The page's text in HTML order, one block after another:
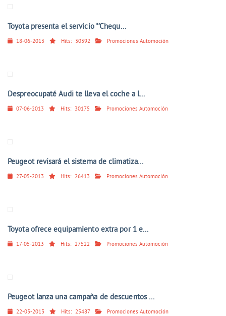
Toyota presenta el servicio "‘Chequ...
18-06-2013 Hits: 30392 Promociones Automoción
Despreocupaté Audi te lleva el coche a l...
07-06-2013 Hits: 30175 Promociones Automoción
Peugeot revisará el sistema de climatiza...
27-05-2013 Hits: 26413 Promociones Automoción
Toyota ofrece equipamiento extra por 1 e...
17-05-2013 Hits: 27522 Promociones Automoción
Peugeot lanza una campaña de descuentos ...
22-03-2013 Hits: 25487 Promociones Automoción